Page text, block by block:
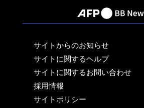
サイトからのお知らせ
サイトに関するヘルプ
サイトに関するお問い合わせ
採用情報
サイトポリシー